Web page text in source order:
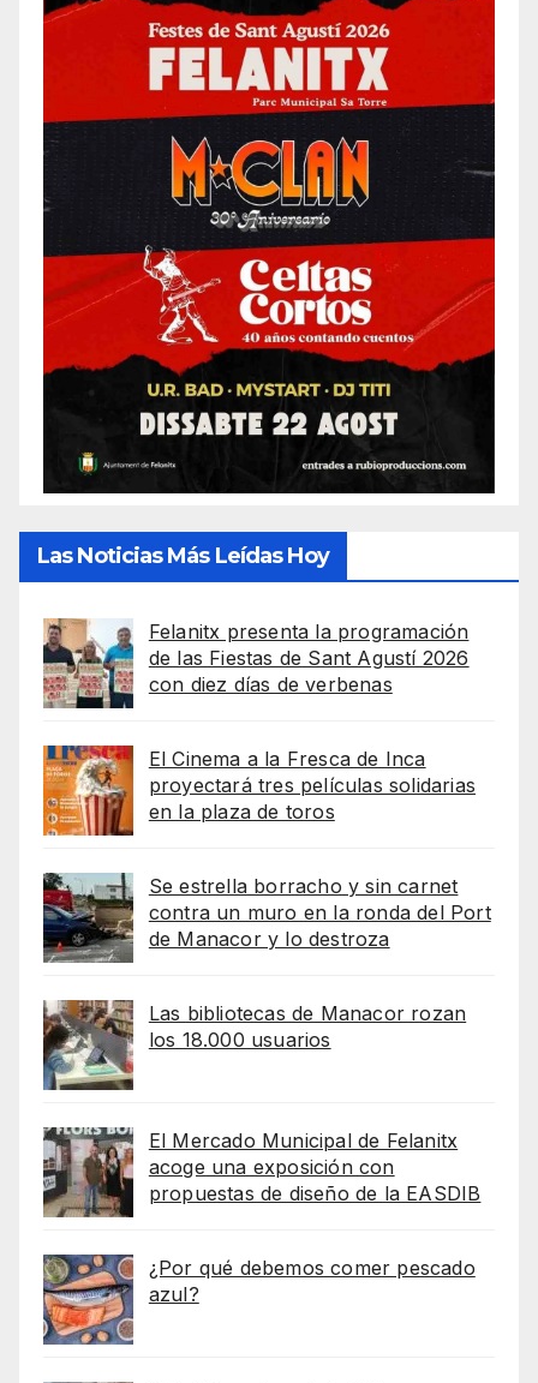
Las Noticias Más Leídas Hoy
Felanitx presenta la programación
de las Fiestas de Sant Agustí 2026
con diez días de verbenas
El Cinema a la Fresca de Inca
proyectará tres películas solidarias
en la plaza de toros
Se estrella borracho y sin carnet
contra un muro en la ronda del Port
de Manacor y lo destroza
Las bibliotecas de Manacor rozan
los 18.000 usuarios
El Mercado Municipal de Felanitx
acoge una exposición con
propuestas de diseño de la EASDIB
¿Por qué debemos comer pescado
azul?